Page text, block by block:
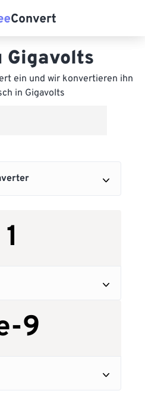
Gigavolts
ein und wir konvertieren ihn
in Gigavolts